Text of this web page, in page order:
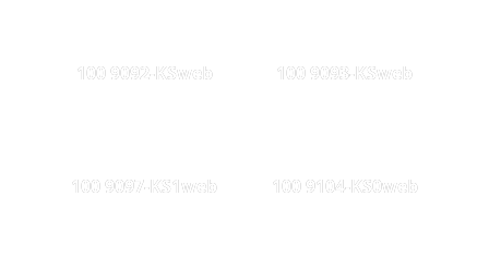
100 9092-KSweb 100 9093-KSweb
100 9097-KS1web 100 9104-KS0web